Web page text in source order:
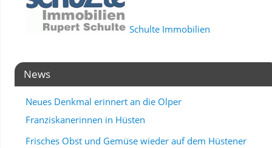
Schulte Immobilien
News
Neues Denkmal erinnert an die Olper
Franziskanerinnen in Hüsten
Frisches Obst und Gemüse wieder auf dem Hüstener